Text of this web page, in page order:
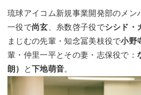
琉球アイコム新規事業開発部のメン
一役で尚玄 、糸数啓子役でシシド・
まじむの先輩・知念冨美枝役で小野
輩・仲里一平とその妻・志保役で：
朗）
と下地萌音。